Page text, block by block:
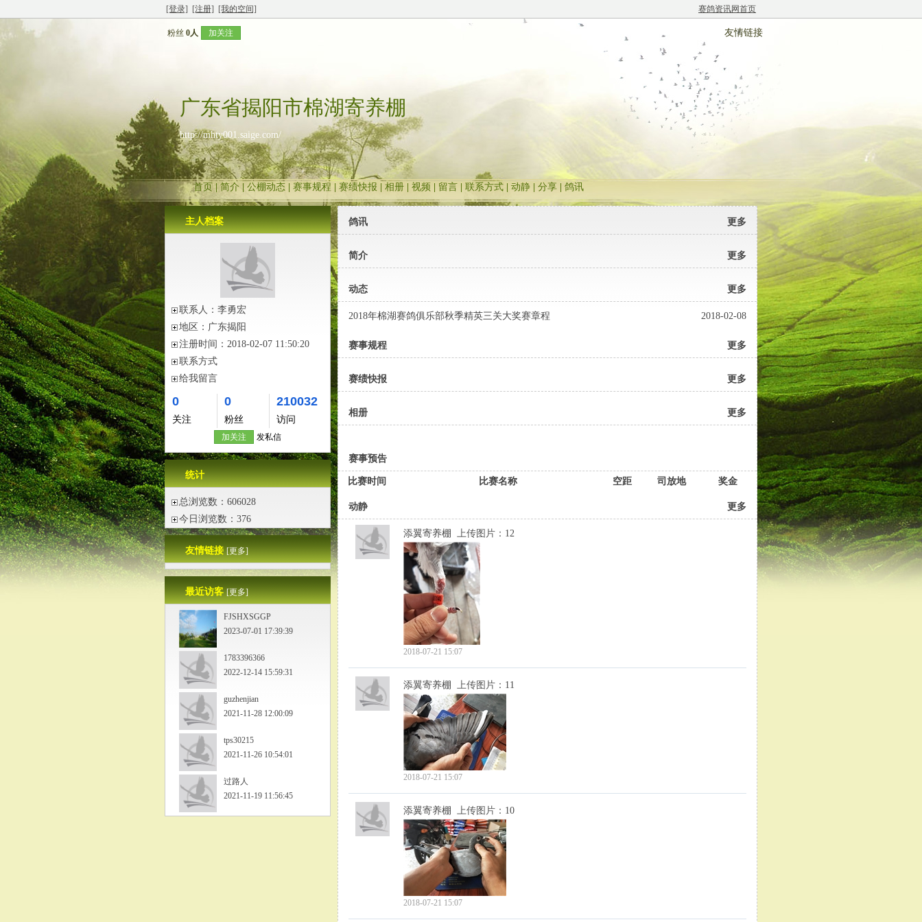
[登录] [注册] [我的空间] 赛鸽资讯网首页
粉丝 0人 加关注 友情链接
广东省揭阳市棉湖寄养棚
http://mhty001.saige.com/
首页 | 简介 公棚动态 赛事规程 赛绩快报 相册 视频 留言 联系方式 动静 分享 鸽讯
主人档案
联系人： 李勇宏
地区： 广东揭阳
注册时间： 2018-02-07 11:50:20
联系方式
给我留言
0
关注
0
粉丝
210032
访问
加关注 发私信
统计
总浏览数：606028
今日浏览数：376
友情链接[更多]
最近访客[更多]
FJSHXSGGP
2023-07-01 17:39:39
1783396366
2022-12-14 15:59:31
guzhenjian
2021-11-28 12:00:09
tps30215
2021-11-26 10:54:01
过路人
2021-11-19 11:56:45
鸽讯 更多
简介 更多
动态 更多
2018-02-08
2018年棉湖赛鸽俱乐部秋季精英三关大奖赛章程
赛事规程 更多
赛绩快报 更多
相册 更多
赛事预告
比赛时间 比赛名称 空距 司放地 奖金
动静 更多
添翼寄养棚 上传图片： 12
2018-07-21 15:07
添翼寄养棚 上传图片： 11
2018-07-21 15:07
添翼寄养棚 上传图片： 10
2018-07-21 15:07